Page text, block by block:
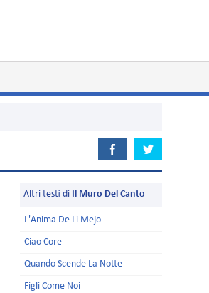
Altri testi di Il Muro Del Canto
L'Anima De Li Mejo
Ciao Core
Quando Scende La Notte
Figli Come Noi